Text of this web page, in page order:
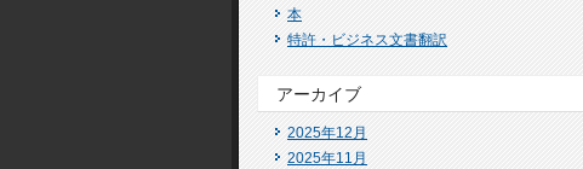
本
特許・ビジネス文書翻訳
アーカイブ
2025年12月
2025年11月